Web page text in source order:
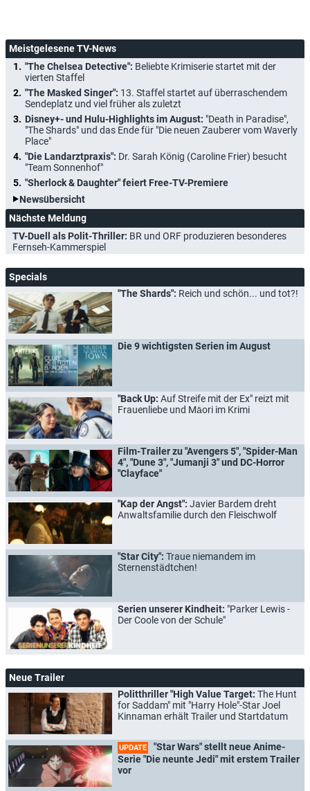
Meistgelesene TV-News
"The Chelsea Detective": Beliebte Krimiserie startet mit der
vierten Staffel
"The Masked Singer": 13. Staffel startet auf überraschendem
Sendeplatz und viel früher als zuletzt
Disney+- und Hulu-Highlights im August: "Death in Paradise",
"The Shards" und das Ende für "Die neuen Zauberer vom Waverly
Place"
"Die Landarztpraxis": Dr. Sarah König (Caroline Frier) besucht
"Team Sonnenhof"
"Sherlock & Daughter" feiert Free-TV-Premiere
Newsübersicht
Nächste Meldung
TV-Duell als Polit-Thriller: BR und ORF produzieren besonderes
Fernseh-Kammerspiel
Specials
"The Shards": Reich und schön... und tot?!
Die 9 wichtigsten Serien im August
"Back Up: Auf Streife mit der Ex" reizt mit
Frauenliebe und Māori im Krimi
Film-Trailer zu "Avengers 5", "Spider-Man
4", "Dune 3", "Jumanji 3" und DC-Horror
"Clayface"
"Kap der Angst": Javier Bardem dreht
Anwaltsfamilie durch den Fleischwolf
"Star City": Traue niemandem im
Sternenstädtchen!
Serien unserer Kindheit: "Parker Lewis -
Der Coole von der Schule"
Neue Trailer
Politthriller "High Value Target: The Hunt
for Saddam" mit "Harry Hole"-Star Joel
Kinnaman erhält Trailer und Startdatum
UPDATE
"Star Wars" stellt neue Anime-
Serie "Die neunte Jedi" mit erstem Trailer
vor